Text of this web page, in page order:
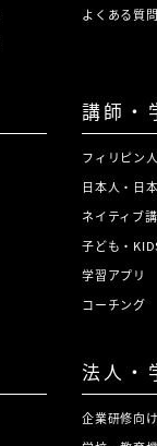
よくある質問
講師・
フィリピン
日本人・日
ネイティブ
子ども・
学習アプリ
コーチング
法人・
企業研修向け